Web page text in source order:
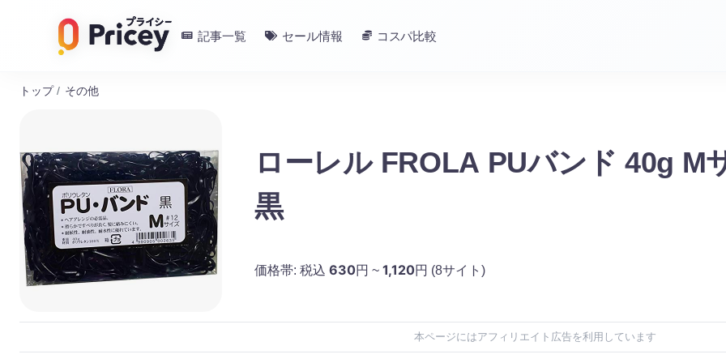
記事一覧 セール情報 コスパ比較
トップ / その他
ローレル FROLA PUバンド 40g M
黒
価格帯: 税込 630円 ~ 1,120円 (8サイト)
本ページにはアフィリエイト広告を利用しています